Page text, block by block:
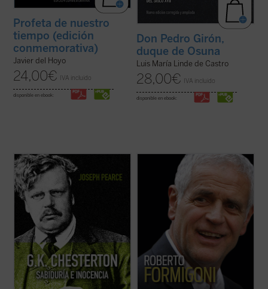
Profeta de nuestro
tiempo (edición
conmemorativa)
Javier del Hoyo
24,00€ IVA incluido
disponible en ebook:
Don Pedro Girón,
duque de Osuna
Luis María Linde de Castro
28,00€ IVA incluido
disponible en ebook:
Edición 150 aniversario del nacimiento de
Chesterton.
«Pearce consigue que la vida de
Chesterton fluya con pulso de novela (...)
Leer
G.K. Chesterton. Sabiduría e inocencia
es altamente recomendable, salvo que uno
prefiera pasar ...(ver ficha)
Este libro relata sesenta años de historia
de Italia, vividos y vistos a través de los
ojos de un joven político extraordinario de
la región de Lombardía. No es solo la
historia de un individuo, sino también la
historia de un pueblo ...
(ver ficha)